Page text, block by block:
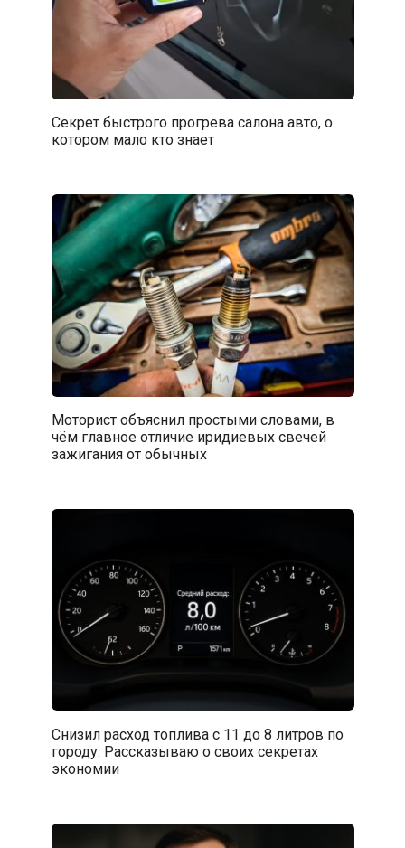
Секрет быстрого прогрева салона авто, о
котором мало кто знает
Моторист объяснил простыми словами, в
чём главное отличие иридиевых свечей
зажигания от обычных
Снизил расход топлива с 11 до 8 литров по
городу: Рассказываю о своих секретах
экономии